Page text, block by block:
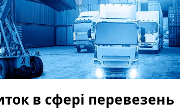
в сфері перевезень